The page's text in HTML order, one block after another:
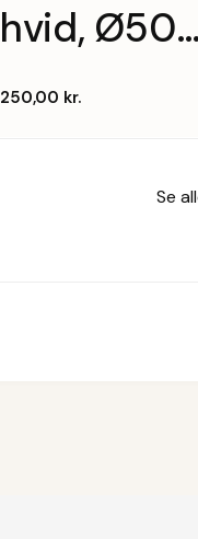
hvid, Ø50
cm
250,00 kr.
Se